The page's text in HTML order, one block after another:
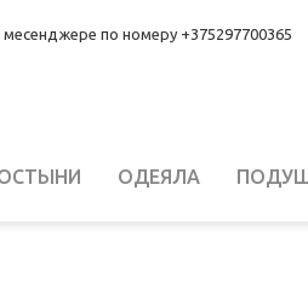
по номеру +375297700365
ОДЕЯЛА